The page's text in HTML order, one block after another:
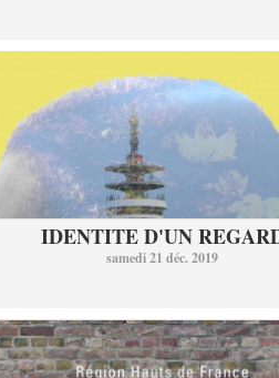
IDENTITE D'UN
samedi 21 déc. 2019